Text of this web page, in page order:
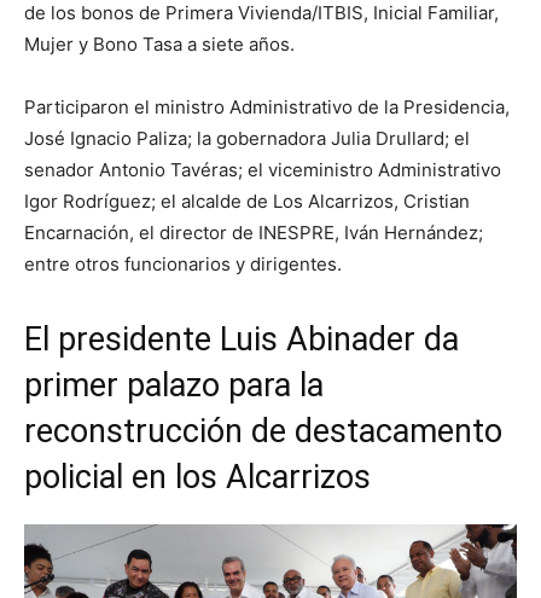
de los bonos de Primera Vivienda/ITBIS, Inicial Familiar,
Mujer y Bono Tasa a siete años.
Participaron el ministro Administrativo de la Presidencia,
José Ignacio Paliza; la gobernadora Julia Drullard; el
senador Antonio Tavéras; el viceministro Administrativo
Igor Rodríguez; el alcalde de Los Alcarrizos, Cristian
Encarnación, el director de INESPRE, Iván Hernández;
entre otros funcionarios y dirigentes.
El presidente Luis Abinader da
primer palazo para la
reconstrucción de destacamento
policial en los Alcarrizos